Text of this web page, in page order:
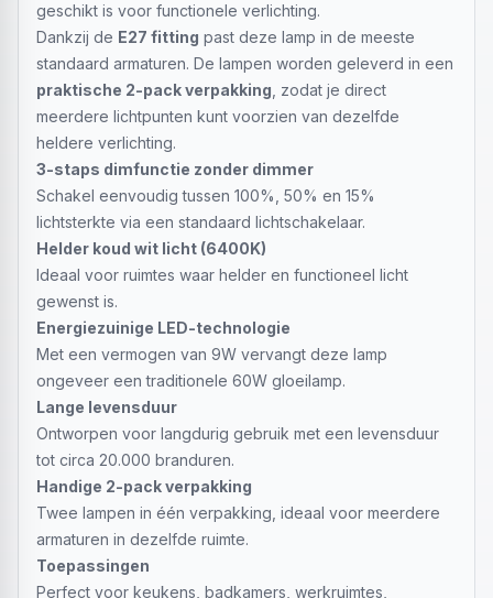
geschikt is voor functionele verlichting.
Dankzij de E27 fitting past deze lamp in de meeste
standaard armaturen. De lampen worden geleverd in een
praktische 2-pack verpakking , zodat je direct
meerdere lichtpunten kunt voorzien van dezelfde
heldere verlichting.
3-staps dimfunctie zonder dimmer
Schakel eenvoudig tussen 100%, 50% en 15%
lichtsterkte via een standaard lichtschakelaar.
Helder koud wit licht (6400K)
Ideaal voor ruimtes waar helder en functioneel licht
gewenst is.
Energiezuinige LED-technologie
Met een vermogen van 9W vervangt deze lamp
ongeveer een traditionele 60W gloeilamp.
Lange levensduur
Ontworpen voor langdurig gebruik met een levensduur
tot circa 20.000 branduren.
Handige 2-pack verpakking
Twee lampen in één verpakking, ideaal voor meerdere
armaturen in dezelfde ruimte.
Toepassingen
Perfect voor keukens, badkamers, werkruimtes,